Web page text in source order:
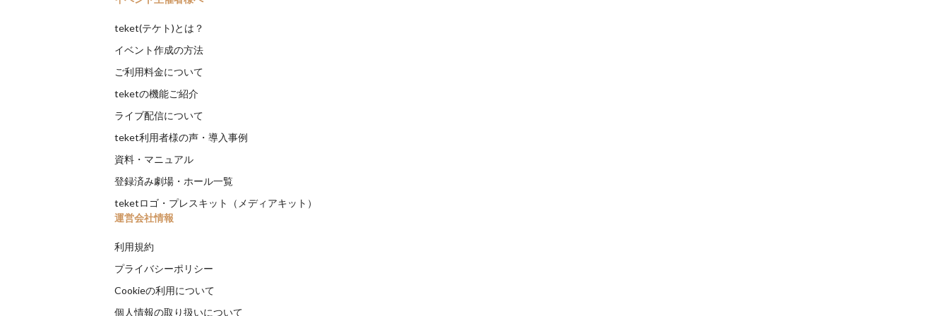
teket(テケト)とは？
イベント作成の方法
ご利用料金について
teketの機能ご紹介
ライブ配信について
teket利用者様の声・導入事例
資料・マニュアル
登録済み劇場・ホール一覧
teketロゴ・プレスキット（メディアキット）
運営会社情報
利用規約
プライバシーポリシー
Cookieの利用について
個人情報の取り扱いについて